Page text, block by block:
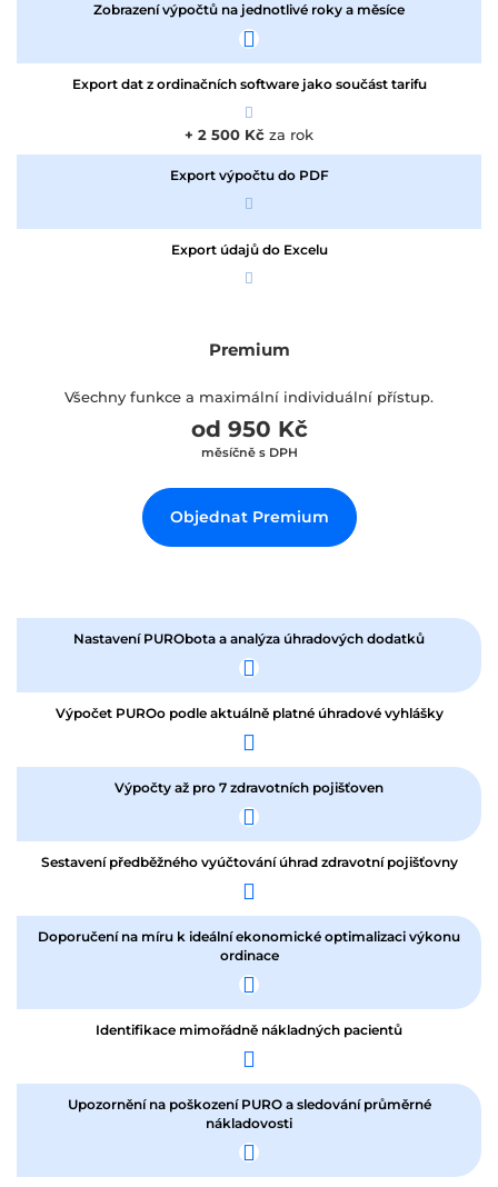
Zobrazení výpočtů na jednotlivé roky a měsíce
Export dat z ordinačních software jako součást tarifu
+ 2 500 Kč za rok
Export výpočtu do PDF
Export údajů do Excelu
Premium
Všechny funkce a maximální individuální přístup.
od 950 Kč
měsíčně s DPH
Objednat Premium
Nastavení PURObota a analýza úhradových dodatků
Výpočet PUROo podle aktuálně platné úhradové vyhlášky
Výpočty až pro 7 zdravotních pojišťoven
Sestavení předběžného vyúčtování úhrad zdravotní pojišťovny
Doporučení na míru k ideální ekonomické optimalizaci výkonu
ordinace
Identifikace mimořádně nákladných pacientů
Upozornění na poškození PURO a sledování průměrné
nákladovosti